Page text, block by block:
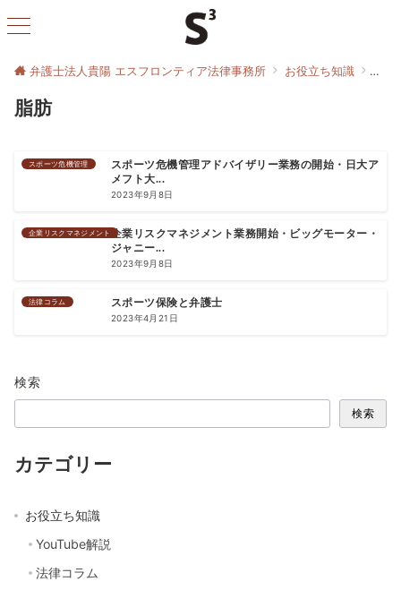
弁護士法人貴陽 エスフロンティア法律事務所 お役立ち知識 脂肪
脂肪
スポーツ危機管理
スポーツ危機管理アドバイザリー業務の開始・日大ア
メフト大...
2023年9月8日
企業リスクマネジメント
企業リスクマネジメント業務開始・ビッグモーター・
ジャニー...
2023年9月8日
法律コラム スポーツ保険と弁護士
2023年4月21日
検索
検索
カテゴリー
お役立ち知識
YouTube解説
法律コラム